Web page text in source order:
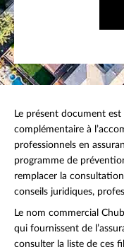
Le présent document
complémentaire à
professionnels en
programme de
remplacer la
conseils juridiques,
Le nom commercial
qui fournissent de
consulter la liste de ces